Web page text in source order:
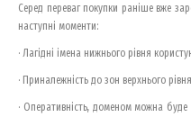
Серед переваг покупки раніше вже
наступні моменти:
· Лагідні імена нижнього рівня
· Приналежність до зон верхнього
· Оперативність, доменом можна буде